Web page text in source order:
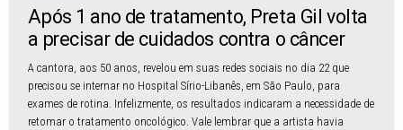
Após 1 ano de tratamento, Preta Gil volta
a precisar de cuidados contra o câncer
A cantora, aos 50 anos, revelou em suas redes sociais no dia 22 que
precisou se internar no Hospital Sírio-Libanês, em São Paulo, para
exames de rotina. Infelizmente, os resultados indicaram a necessidade de
retomar o tratamento oncológico. Vale lembrar que a artista havia